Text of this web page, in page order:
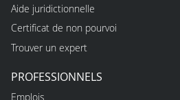
Aide juridictionnelle
Certificat de non pourvoi
Trouver un expert
PROFESSIONNELS
Emplois